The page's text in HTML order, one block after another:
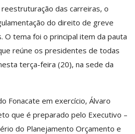
das carreiras, o
do direito de greve
O tema foi o principal item da pauta
reúne os presidentes de todas
terça-feira (20), na sede da
Fonacate em exercício, Álvaro
que é preparado pelo Executivo –
do Planejamento Orçamento e